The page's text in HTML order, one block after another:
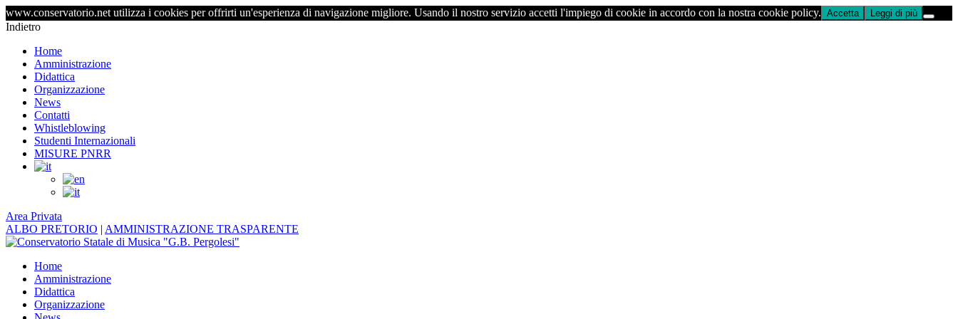
www.conservatorio.net utilizza i cookies per offrirti un'esperienza di navigazione migliore. Usando il nostro servizio accetti l'impiego di cookie in accordo con la nostra cookie policy. Accetta Leggi di più
Indietro
Home
Amministrazione
Didattica
Organizzazione
News
Contatti
Whistleblowing
Studenti Internazionali
MISURE PNRR
Area Privata
ALBO PRETORIO | AMMINISTRAZIONE TRASPARENTE
Home
Amministrazione
Didattica
Organizzazione